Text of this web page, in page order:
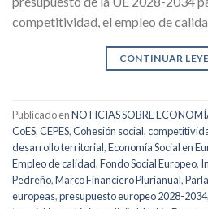
competitividad, el empleo de
CONTINUAR
Publicado enNOTICIAS SOBRE
CoES,CEPES,Cohesión social,
desarrollo territorial,Economía Social en
Empleo de calidad,Fondo Social Europeo,
Pedreño,Marco Financiero Plurianual,
europeas,presupuesto europeo 2028-2034,